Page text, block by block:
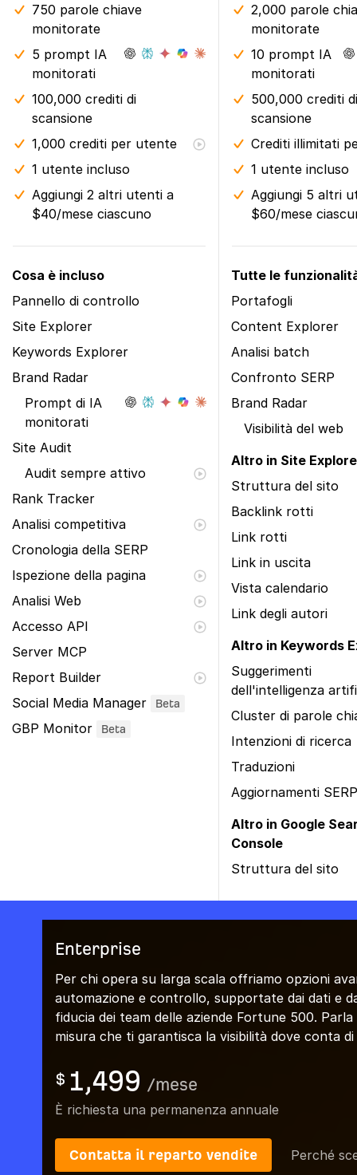
750 parole chiave
monitorate
5 prompt IA
monitorati
100,000 crediti di
scansione
1,000 crediti per utente
1 utente incluso
Aggiungi 2 altri utenti a
$40/mese ciascuno
2,000 parole
monitorate
10 prompt IA
monitorati
500,000 crediti di
scansione
Crediti illimitati
1 utente incluso
Aggiungi 5 altri
$60/mese
Cosa è incluso
Pannello di controllo
Site Explorer
Keywords Explorer
Brand Radar
Prompt di IA
monitorati
Site Audit
Audit sempre attivo
Rank Tracker
Analisi competitiva
Cronologia della SERP
Ispezione della pagina
Analisi Web
Accesso API
Server MCP
Report Builder
Social Media Manager
Beta
GBP Monitor Beta
Tutte le
Portafogli
Content Explorer
Analisi batch
Confronto SERP
Brand Radar
Visibilità del web
Altro in Site
Struttura del sito
Backlink rotti
Link rotti
Link in uscita
Vista calendario
Link degli autori
Altro in Keywords
Suggerimenti
dell'intelligenza
Cluster di parole
Intenzioni di ricerca
Traduzioni
Aggiornamenti SERP
Altro in Google
Console
Struttura del sito
Enterprise
Per chi opera su larga scala offriamo opzioni
automazione e controllo, supportate dai dati e
fiducia dei team delle aziende Fortune 500.
misura che ti garantisca la visibilità dove conta di
$ 1,499 /mese
È richiesta una permanenza annuale
Contatta il reparto vendite Perché